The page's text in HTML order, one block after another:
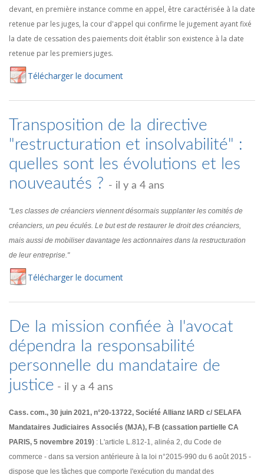
devant, en première instance comme en appel, être caractérisée à la date
retenue par les juges, la cour d'appel qui confirme le jugement ayant fixé
la date de cessation des paiements doit établir son existence à la date
retenue par les premiers juges.
Télécharger le document
Transposition de la directive
"restructuration et insolvabilité" :
quelles sont les évolutions et les
nouveautés ? - il y a 4 ans
"Les classes de créanciers viennent désormais supplanter les comités de
créanciers, un peu éculés. Le but est de restaurer le droit des créanciers,
mais aussi de mobiliser davantage les actionnaires dans la restructuration
de leur entreprise."
Télécharger le document
De la mission confiée à l'avocat
dépendra la responsabilité
personnelle du mandataire de
justice - il y a 4 ans
Cass. com., 30 juin 2021, n°20-13722, Société Allianz IARD c/ SELAFA
Mandataires Judiciaires Associés (MJA), F-B (cassation partielle CA
PARIS, 5 novembre 2019) : L'article L.812-1, alinéa 2, du Code de
commerce - dans sa version antérieure à la loi n°2015-990 du 6 août 2015 -
dispose que les tâches que comporte l'exécution du mandat des